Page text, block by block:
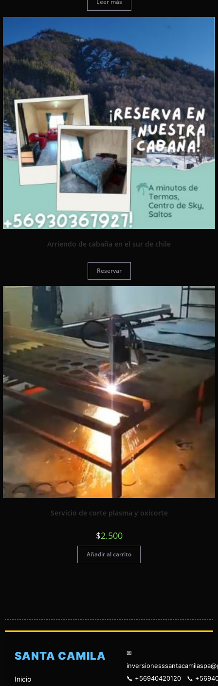
Leer más
Arriendo de cabaña en el sur de chile
Reservar
Servicio de corte plasma y oxicorte
$2.500
Añadir al carrito
SANTA CAMILA
Inicio
✉
📞 +56940420120 📞